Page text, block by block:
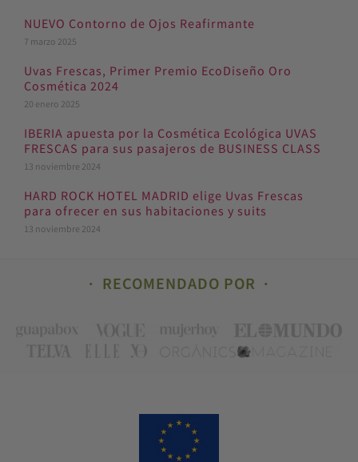
NUEVO Contorno de Ojos Reafirmante
7 marzo 2025
Uvas Frescas, Primer Premio EcoDiseño Oro
Cosmética 2024
20 enero 2025
IBERIA apuesta por la Cosmética Ecológica UVAS
FRESCAS para sus pasajeros de BUSINESS CLASS
13 noviembre 2024
HARD ROCK HOTEL MADRID elige Uvas Frescas
para ofrecer en sus habitaciones y suits
13 noviembre 2024
RECOMENDADO POR